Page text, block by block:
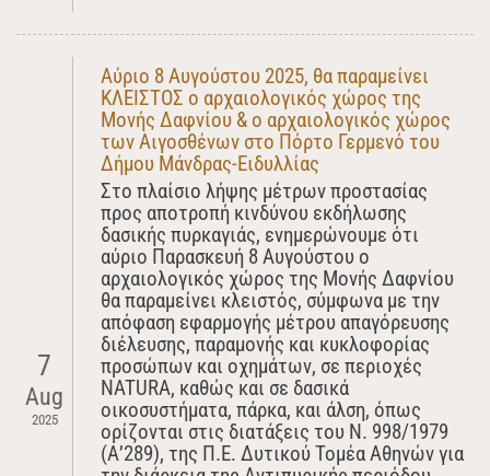
7
Aug
2025
Αύριο 8 Αυγούστου 2025, θα παραμείνει
ΚΛΕΙΣΤΟΣ ο αρχαιολογικός χώρος της
Μονής Δαφνίου & ο αρχαιολογικός χώρος
των Αιγοσθένων στο Πόρτο Γερμενό του
Δήμου Μάνδρας-Ειδυλλίας
Στο πλαίσιο λήψης μέτρων προστασίας
προς αποτροπή κινδύνου εκδήλωσης
δασικής πυρκαγιάς, ενημερώνουμε ότι
αύριο Παρασκευή 8 Αυγούστου ο
αρχαιολογικός χώρος της Μονής Δαφνίου
θα παραμείνει κλειστός, σύμφωνα με την
απόφαση εφαρμογής μέτρου απαγόρευσης
διέλευσης, παραμονής και κυκλοφορίας
προσώπων και οχημάτων, σε περιοχές
NATURA, καθώς και σε δασικά
οικοσυστήματα, πάρκα, και άλση, όπως
ορίζονται στις διατάξεις του Ν. 998/1979
(Α’289), της Π.Ε. Δυτικού Τομέα Αθηνών για